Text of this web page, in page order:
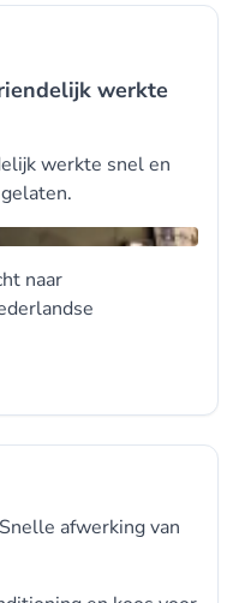
werkte
werkte snel en
naar
afwerking van